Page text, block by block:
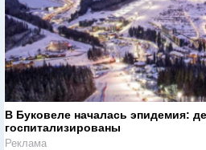
В Буковеле началась эпидемия:
госпитализированы
Реклама